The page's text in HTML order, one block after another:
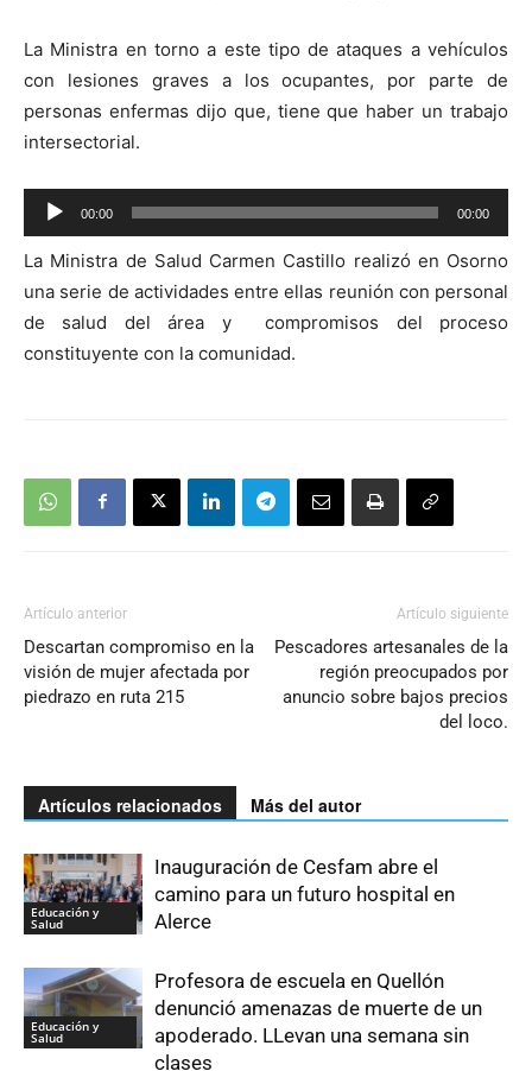
La Ministra en torno a este tipo de ataques a vehículos
con lesiones graves a los ocupantes, por parte de
personas enfermas dijo que, tiene que haber un trabajo
intersectorial.
Reproductor
de
audio
00:00 00:00
La Ministra de Salud Carmen Castillo realizó en Osorno
una serie de actividades entre ellas reunión con personal
de salud del área y compromisos del proceso
constituyente con la comunidad.
Artículo anterior
Descartan compromiso en la
visión de mujer afectada por
piedrazo en ruta 215
Artículo siguiente
Pescadores artesanales de la
región preocupados por
anuncio sobre bajos precios
del loco.
Artículos relacionados Más del autor
Educación y
Salud
Inauguración de Cesfam abre el
camino para un futuro hospital en
Alerce
Educación y
Salud
Profesora de escuela en Quellón
denunció amenazas de muerte de un
apoderado. LLevan una semana sin
clases